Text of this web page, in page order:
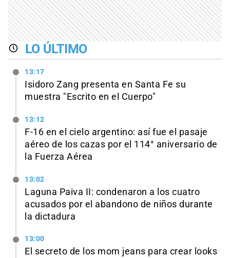
LO ÚLTIMO
13:17
Isidoro Zang presenta en Santa Fe su
muestra "Escrito en el Cuerpo"
13:12
F-16 en el cielo argentino: así fue el pasaje
aéreo de los cazas por el 114° aniversario de
la Fuerza Aérea
13:02
Laguna Paiva II: condenaron a los cuatro
acusados por el abandono de niños durante
la dictadura
13:00
El secreto de los mom jeans para crear looks